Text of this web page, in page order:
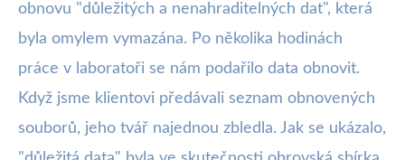
obnovu "důležitých a nenahraditelných dat", která
byla omylem vymazána. Po několika hodinách
práce v laboratoři se nám podařilo data obnovit.
Když jsme klientovi předávali seznam obnovených
souborů, jeho tvář najednou zbledla. Jak se ukázalo,